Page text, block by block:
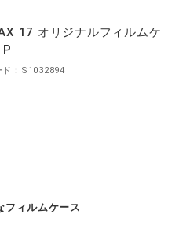
17 オリジナルフィルムケ
P
ド：S1032894
フィルムケース